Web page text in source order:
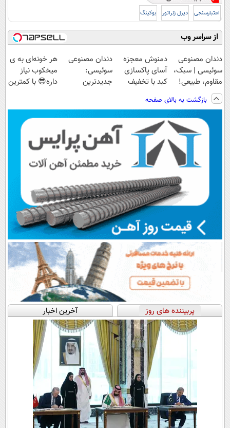
اعتبارسنجی دیزل ژنراتور بوکینگ
از سراسر وب
دندان مصنوعی
سوئیسی | سبک،
مقاوم، طبیعی!
ویزیت
رایگان+پرداخت
اقساطی😍
دمنوش معجزه
آسای پاکسازی
کبد با تخفیف
دندان مصنوعی
سوئیسی:
جدیدترین
پرداخت قسطی
هر خونه‌ای به ی
میخکوب نیاز
داره😎 با کمترین
بازگشت به بالای صفحه
پربیننده های روز آخرین اخبار